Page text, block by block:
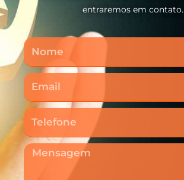
entraremos em contato.
Nome
Email
Telefone
Mensagem